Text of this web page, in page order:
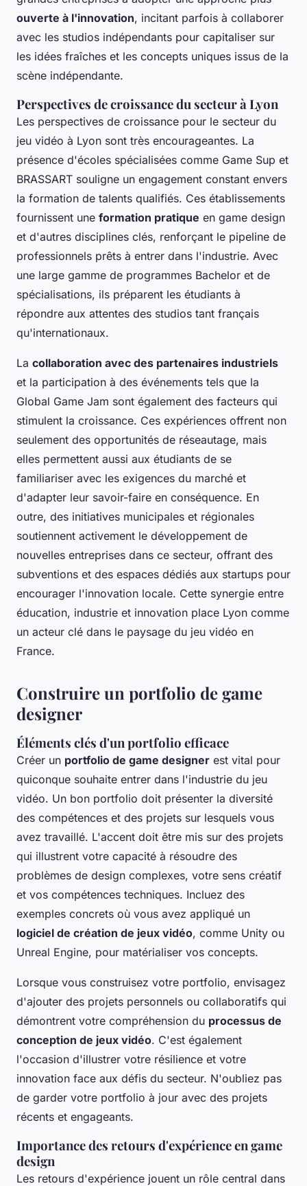
ouverte à l'innovation, incitant parfois à collaborer
avec les studios indépendants pour capitaliser sur
les idées fraîches et les concepts uniques issus de la
scène indépendante.
Perspectives de croissance du secteur à Lyon
Les perspectives de croissance pour le secteur du
jeu vidéo à Lyon sont très encourageantes. La
présence d'écoles spécialisées comme Game Sup et
BRASSART souligne un engagement constant envers
la formation de talents qualifiés. Ces établissements
fournissent une formation pratique en game design
et d'autres disciplines clés, renforçant le pipeline de
professionnels prêts à entrer dans l'industrie. Avec
une large gamme de programmes Bachelor et de
spécialisations, ils préparent les étudiants à
répondre aux attentes des studios tant français
qu'internationaux.
La collaboration avec des partenaires industriels
et la participation à des événements tels que la
Global Game Jam sont également des facteurs qui
stimulent la croissance. Ces expériences offrent non
seulement des opportunités de réseautage, mais
elles permettent aussi aux étudiants de se
familiariser avec les exigences du marché et
d'adapter leur savoir-faire en conséquence. En
outre, des initiatives municipales et régionales
soutiennent activement le développement de
nouvelles entreprises dans ce secteur, offrant des
subventions et des espaces dédiés aux startups pour
encourager l'innovation locale. Cette synergie entre
éducation, industrie et innovation place Lyon comme
un acteur clé dans le paysage du jeu vidéo en
France.
Construire un portfolio de game
designer
Éléments clés d'un portfolio efficace
Créer un portfolio de game designer est vital pour
quiconque souhaite entrer dans l'industrie du jeu
vidéo. Un bon portfolio doit présenter la diversité
des compétences et des projets sur lesquels vous
avez travaillé. L'accent doit être mis sur des projets
qui illustrent votre capacité à résoudre des
problèmes de design complexes, votre sens créatif
et vos compétences techniques. Incluez des
exemples concrets où vous avez appliqué un
logiciel de création de jeux vidéo, comme Unity ou
Unreal Engine, pour matérialiser vos concepts.
Lorsque vous construisez votre portfolio, envisagez
d'ajouter des projets personnels ou collaboratifs qui
démontrent votre compréhension du processus de
conception de jeux vidéo. C'est également
l'occasion d'illustrer votre résilience et votre
innovation face aux défis du secteur. N'oubliez pas
de garder votre portfolio à jour avec des projets
récents et engageants.
Importance des retours d'expérience en game
design
Les retours d'expérience jouent un rôle central dans